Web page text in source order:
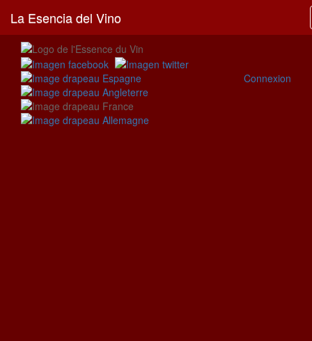
La Esencia del Vino
Connexion